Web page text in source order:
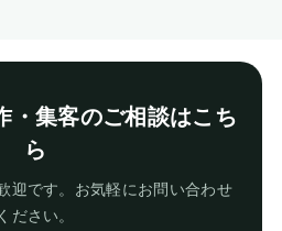
・集客のご相談はこち
ら
迎です。お気軽にお問い合わせ
ください。